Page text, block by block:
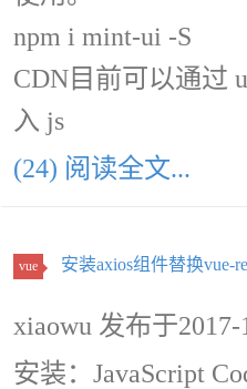
npm i mint-ui -S
CDN目前可以通过
入 js
(24) 阅读全文...
vue 安装axios组件替换vue-
xiaowu 发布于
安装：JavaScript